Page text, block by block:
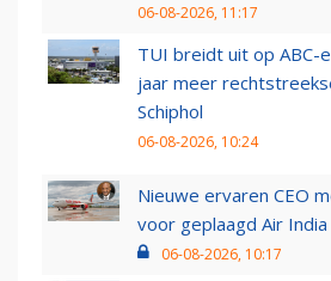
06-08-2026, 11:17
TUI breidt uit op ABC-
jaar meer
Schiphol
06-08-2026, 10:24
Nieuwe ervaren CEO
voor geplaagd Air India
06-08-2026, 10:17